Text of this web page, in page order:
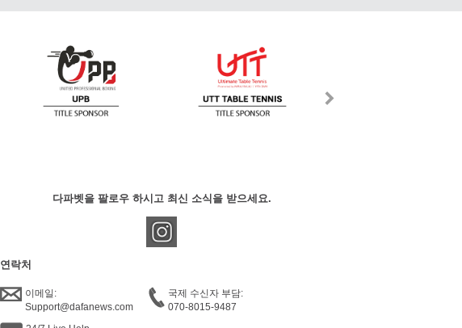
다파벳을 팔로우 하시고 최신 소식을 받으세요.
연락처
이메일:
Support@dafanews.com
국제 수신자 부담:
070-8015-9487